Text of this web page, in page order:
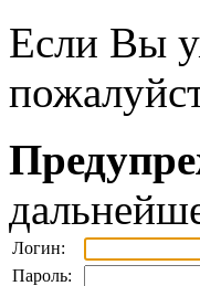
Если Вы
Логин:
Пароль: